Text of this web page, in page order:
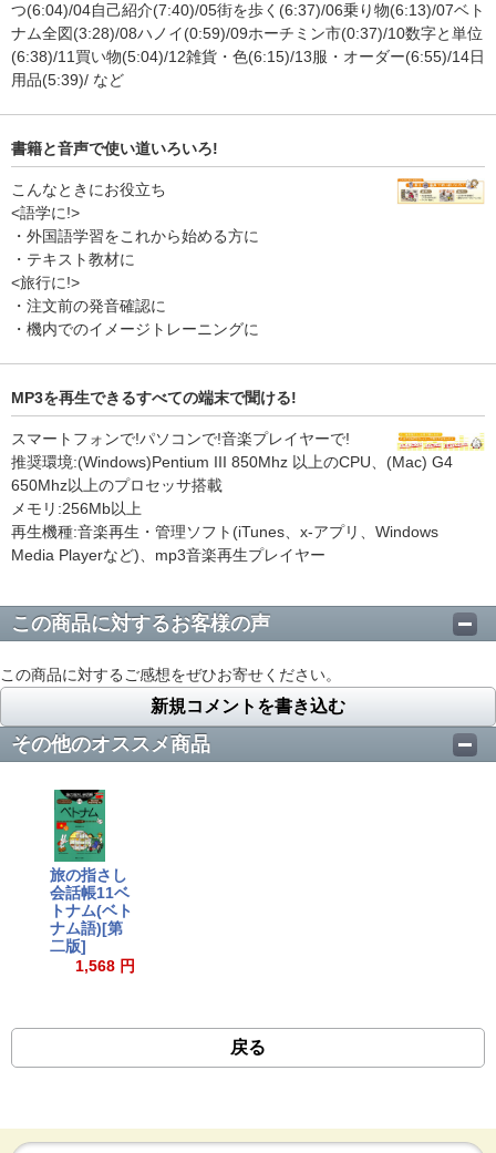
つ(6:04)/04自己紹介(7:40)/05街を歩く(6:37)/06乗り物(6:13)/07ベト
ナム全図(3:28)/08ハノイ(0:59)/09ホーチミン市(0:37)/10数字と単位
(6:38)/11買い物(5:04)/12雑貨・色(6:15)/13服・オーダー(6:55)/14日
用品(5:39)/ など
書籍と音声で使い道いろいろ!
こんなときにお役立ち
<語学に!>
・外国語学習をこれから始める方に
・テキスト教材に
<旅行に!>
・注文前の発音確認に
・機内でのイメージトレーニングに
MP3を再生できるすべての端末で聞ける!
スマートフォンで!パソコンで!音楽プレイヤーで!
推奨環境:(Windows)Pentium III 850Mhz 以上のCPU、(Mac) G4
650Mhz以上のプロセッサ搭載
メモリ:256Mb以上
再生機種:音楽再生・管理ソフト(iTunes、x-アプリ、Windows
Media Playerなど)、mp3音楽再生プレイヤー
この商品に対するお客様の声
この商品に対するご感想をぜひお寄せください。
新規コメントを書き込む
その他のオススメ商品
旅の指さし
会話帳11ベ
トナム(ベト
ナム語)[第
二版]
1,568 円
戻る